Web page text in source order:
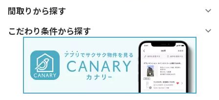
間取りから探す
こだわり条件から探す